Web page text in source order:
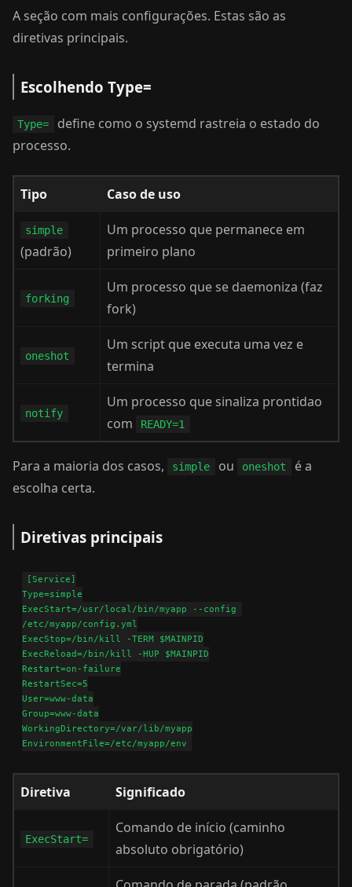
A seção com mais configurações. Estas são as
diretivas principais.
Escolhendo Type=
Type=
define como o systemd rastreia o estado do
processo.
Tipo Caso de uso
simple
(padrão)
Um processo que permanece em
primeiro plano
forking
Um processo que se daemoniza (faz
fork)
oneshot
Um script que executa uma vez e
termina
notify
Um processo que sinaliza prontidao
com
READY=1
Para a maioria dos casos, simple ou oneshot
é a
escolha certa.
Diretivas principais
[Service]
Type=simple
ExecStart=/usr/local/bin/myapp --config
/etc/myapp/config.yml
ExecStop=/bin/kill -TERM $MAINPID
ExecReload=/bin/kill -HUP $MAINPID
Restart=on-failure
RestartSec=5
User=www-data
Group=www-data
WorkingDirectory=/var/lib/myapp
Diretiva Significado
ExecStart=
Comando de início (caminho
absoluto obrigatório)